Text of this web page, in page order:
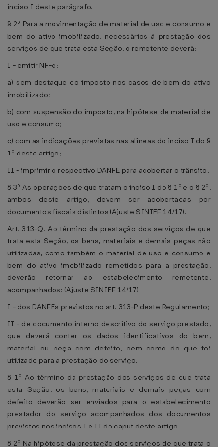
inciso I deste parágrafo.
§ 2º Para a movimentação de material de uso e consumo e
bem do ativo imobilizado, necessários à prestação dos
serviços de que trata esta Seção, o remetente deverá:
I - emitir NF-e:
a) sem destaque do imposto nos casos de bem do ativo
imobilizado;
b) com suspensão do imposto, na hipótese de material de
uso e consumo;
c) com as indicações previstas nas alíneas do inciso I do §
1º deste artigo;
II - imprimir o respectivo DANFE para acobertar o trânsito.
§ 3º As operações de que tratam o inciso I do § 1º e o § 2º,
ambos deste artigo, devem ser acobertadas por
documentos fiscais distintos (Ajuste SINIEF 14/17).
Art. 313-Q. Ao término da prestação dos serviços de que
trata esta Seção, os bens, materiais e demais peças não
utilizadas, como também o material de uso e consumo e
bem do ativo imobilizado remetidos para a prestação,
deverão retornar ao estabelecimento remetente,
acompanhados: (Ajuste SINIEF 14/17)
I - dos DANFEs previstos no art. 313-P deste Regulamento;
II - de documento interno descritivo do serviço prestado,
que deverá conter os dados identificativos do bem,
material ou peça com defeito, bem como do que foi
utilizado para a prestação do serviço.
§ 1º Ao término da prestação dos serviços de que trata
esta Seção, os bens, materiais e demais peças com
defeito deverão ser enviados para o estabelecimento
prestador do serviço acompanhados dos documentos
previstos nos incisos I e II do caput deste artigo.
§ 2º Na hipótese da prestação dos serviços de que trata o